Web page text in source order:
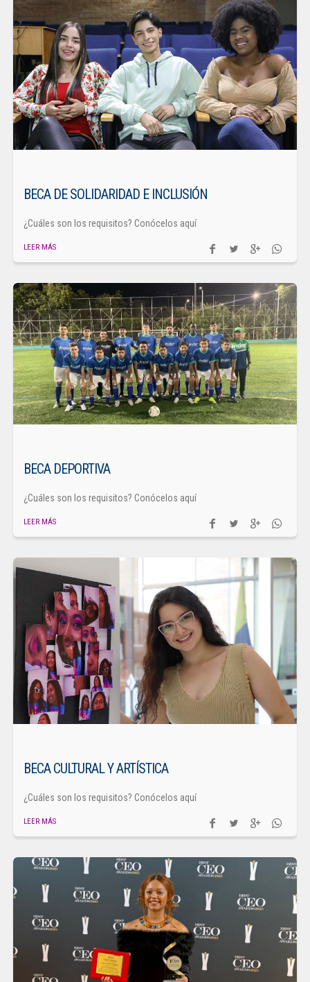
BECA DE SOLIDARIDAD E INCLUSIÓN
¿Cuáles son los requisitos? Conócelos aquí
LEER MÁS
BECA DEPORTIVA
¿Cuáles son los requisitos? Conócelos aquí
LEER MÁS
BECA CULTURAL Y ARTÍSTICA
¿Cuáles son los requisitos? Conócelos aquí
LEER MÁS